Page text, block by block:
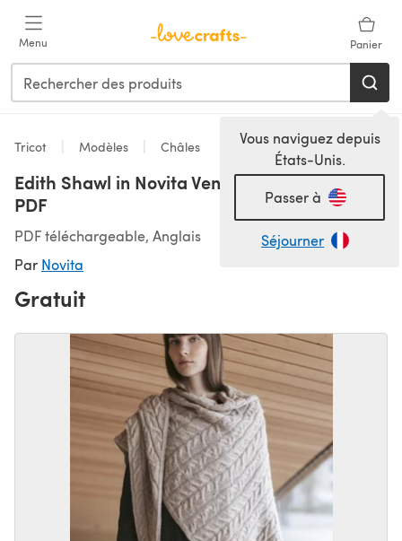
Menu Panier
Vous naviguez depuis
États-Unis.
Passer à
Séjourner
Tricot Modèles Châles
Edith Shawl in Novita Venla - Downloadable
PDF
PDF téléchargeable, Anglais
Par Novita
Gratuit